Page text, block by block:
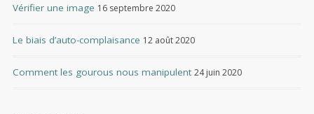
Vérifier une image 16 septembre 2020
Le biais d’auto-complaisance 12 août 2020
Comment les gourous nous manipulent 24 juin 2020